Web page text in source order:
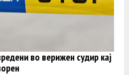
во верижен судир кај